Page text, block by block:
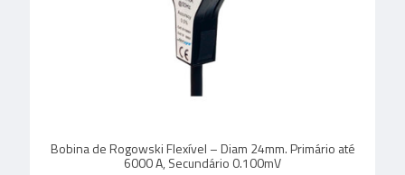
Bobina de Rogowski Flexível – Diam 24mm. Primário até
6000 A, Secundário 0.100mV